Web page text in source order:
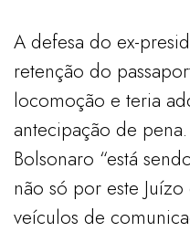
A defesa do ex-
retenção do
locomoção e teria
antecipação de
Bolsonaro “está
não só por este
veículos de